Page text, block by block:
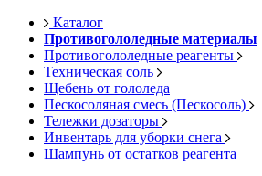
Каталог
Противогололедные материалы
Противогололедные реагенты
Техническая соль
Щебень от гололеда
Пескосоляная смесь (Пескосоль)
Тележки дозаторы
Инвентарь для уборки снега
Шампунь от остатков реагента